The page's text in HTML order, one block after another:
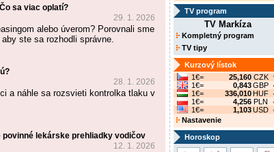
sa viac oplatí?
29. 1. 2026
alebo úverom? Porovnali sme
ste sa rozhodli správne.
28. 1. 2026
a náhle sa rozsvieti kontrolka tlaku v
povinné lekárske prehliadky vodičov
12. 1. 2026
TV program
TV Markíza
Kompletný program
TV tipy
Kurzový lístok
1€=
25,160 CZK
1€=
0,843GBP
1€=
336,010HUF
1€=
4,256 PLN
1€=
1,103USD
Nastavenie
Horoskop